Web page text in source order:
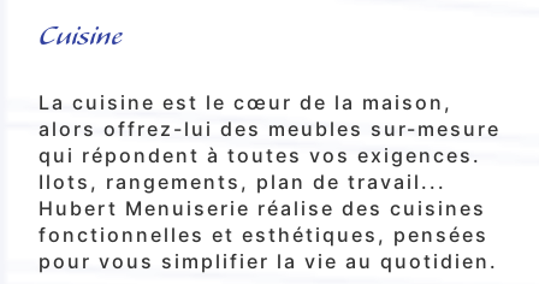
Cuisine
La cuisine est le cœur de la maison,
alors offrez-lui des meubles sur-mesure
qui répondent à toutes vos exigences.
Ilots, rangements, plan de travail...
Hubert Menuiserie réalise des cuisines
fonctionnelles et esthétiques, pensées
pour vous simplifier la vie au quotidien.